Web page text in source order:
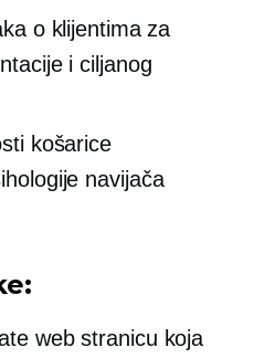
o klijentima za
i ciljanog
košarice
navijača
web stranicu koja